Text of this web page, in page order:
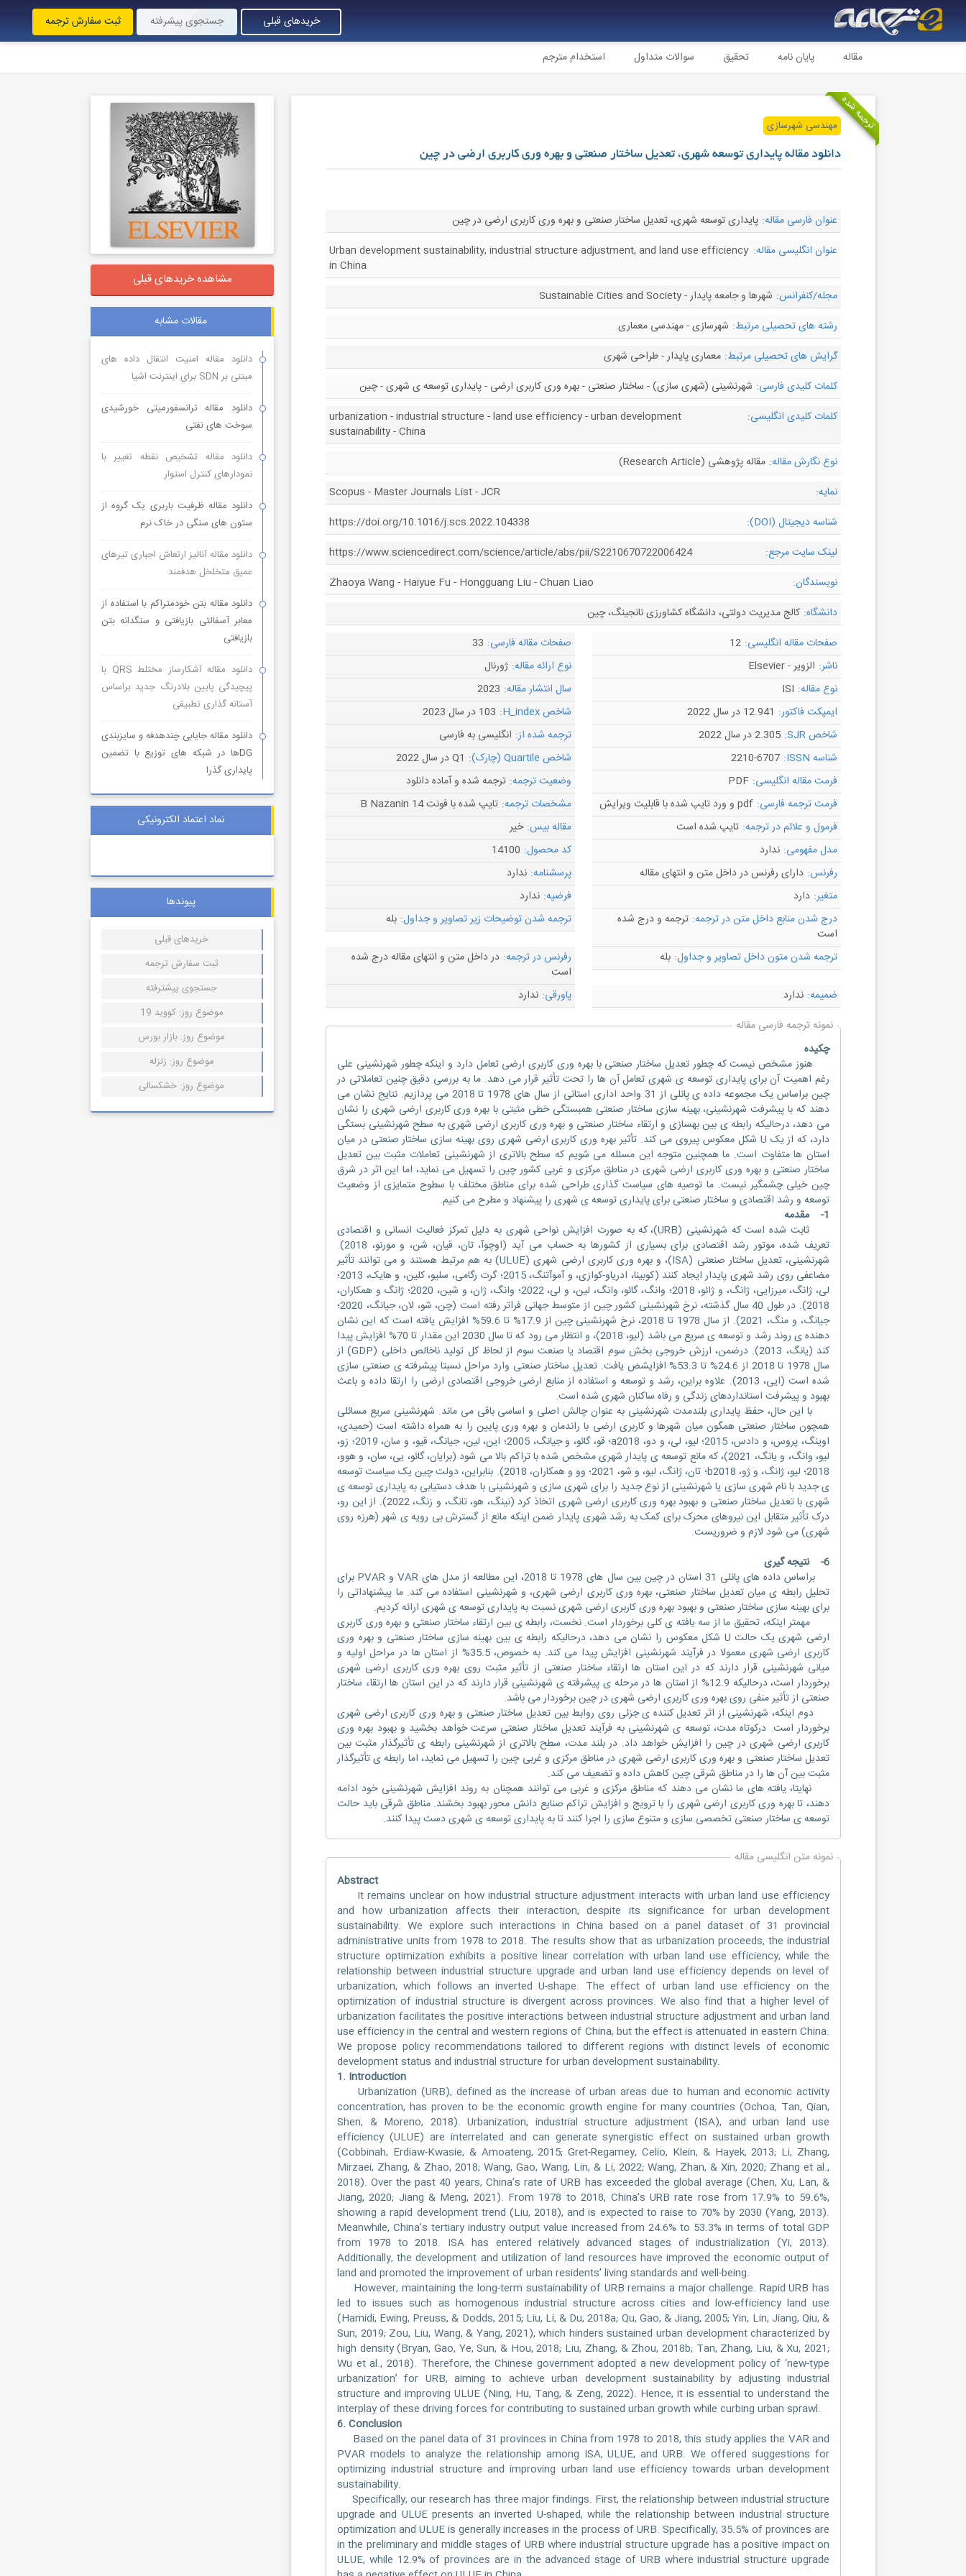
خریدهای قبلی جستجوی پیشرفته ثبت سفارش ترجمه
مقاله پایان نامه تحقیق سوالات متداول استخدام مترجم
ترجمه شدهمهندسی شهرسازی
دانلود مقاله پایداری توسعه شهری، تعدیل ساختار صنعتی و بهره وری کاربری ارضی در چین
عنوان فارسی مقاله: پایداری توسعه شهری، تعدیل ساختار صنعتی و بهره وری کاربری ارضی در چین
عنوان انگلیسی مقاله: Urban development sustainability, industrial structure adjustment, and land use efficiency
in China
مجله/کنفرانس: شهرها و جامعه پایدار - Sustainable Cities and Society
رشته های تحصیلی مرتبط: شهرسازی - مهندسی معماری
گرایش های تحصیلی مرتبط: معماری پایدار - طراحی شهری
کلمات کلیدی فارسی: شهرنشینی (شهری سازی) - ساختار صنعتی - بهره وری کاربری ارضی - پایداری توسعه ی شهری - چین
کلمات کلیدی انگلیسی:
urbanization - industrial structure - land use efficiency - urban development
sustainability - China
نوع نگارش مقاله: مقاله پژوهشی (Research Article)
نمایه:
Scopus - Master Journals List - JCR
شناسه دیجیتال (DOI):
https://doi.org/10.1016/j.scs.2022.104338
لینک سایت مرجع:
https://www.sciencedirect.com/science/article/abs/pii/S2210670722006424
نویسندگان:
Zhaoya Wang - Haiyue Fu - Hongguang Liu - Chuan Liao
دانشگاه: کالج مدیریت دولتی، دانشگاه کشاورزی نانجینگ، چین
صفحات مقاله انگلیسی: 12 صفحات مقاله فارسی: 33
ناشر: الزویر - Elsevier نوع ارائه مقاله: ژورنال
نوع مقاله: ISI سال انتشار مقاله: 2023
ایمپکت فاکتور: 12.941 در سال 2022 شاخص H_index:
103 در سال 2023
شاخص SJR:
2.305 در سال 2022 ترجمه شده از: انگلیسی به فارسی
شناسه ISSN:
2210-6707 شاخص Quartile (چارک):
Q1 در سال 2022
فرمت مقاله انگلیسی: PDF وضعیت ترجمه: ترجمه شده و آماده دانلود
فرمت ترجمه فارسی: pdf و ورد تایپ شده با قابلیت ویرایش مشخصات ترجمه: تایپ شده با فونت B Nazanin 14
فرمول و علائم در ترجمه: تایپ شده است مقاله بیس: خیر
مدل مفهومی: ندارد کد محصول: 14100
رفرنس: دارای رفرنس در داخل متن و انتهای مقاله پرسشنامه: ندارد
متغیر: دارد فرضیه: ندارد
درج شدن منابع داخل متن در ترجمه: ترجمه و درج شده
است
ترجمه شدن توضیحات زیر تصاویر و جداول: بله
ترجمه شدن متون داخل تصاویر و جداول: بله رفرنس در ترجمه: در داخل متن و انتهای مقاله درج شده
است
ضمیمه: ندارد پاورقی: ندارد
نمونه ترجمه فارسی مقاله
چکیده
هنوز مشخص نیست که چطور تعدیل ساختار صنعتی با بهره وری کاربری ارضی تعامل دارد و اینکه چطور شهرنشینی علی
رغم اهمیت آن برای پایداری توسعه ی شهری تعامل آن ها را تحت تأثیر قرار می دهد. ما به بررسی دقیق چنین تعاملاتی در
چین براساس یک مجموعه داده ی پانلی از 31 واحد اداری استانی از سال های 1978 تا 2018 می پردازیم. نتایج نشان می
دهند که با پیشرفت شهرنشینی، بهینه سازی ساختار صنعتی همبستگی خطی مثبتی با بهره وری کاربری ارضی شهری را نشان
می دهد، درحالیکه رابطه ی بین بهسازی و ارتقاء ساختار صنعتی و بهره وری کاربری ارضی شهری به سطح شهرنشینی بستگی
دارد، که از یک U شکل معکوس پیروی می کند. تأثیر بهره وری کاربری ارضی شهری روی بهینه سازی ساختار صنعتی در میان
استان ها متفاوت است. ما همچنین متوجه این مسئله می شویم که سطح بالاتری از شهرنشینی تعاملات مثبت بین تعدیل
ساختار صنعتی و بهره وری کاربری ارضی شهری در مناطق مرکزی و غربی کشور چین را تسهیل می نماید، اما این اثر در شرق
چین خیلی چشمگیر نیست. ما توصیه های سیاست گذاری طراحی شده برای مناطق مختلف با سطوح متمایزی از وضعیت
توسعه و رشد اقتصادی و ساختار صنعتی برای پایداری توسعه ی شهری را پیشنهاد و مطرح می کنیم.
1- مقدمه
ثابت شده است که شهرنشینی (URB)، که به صورت افزایش نواحی شهری به دلیل تمرکز فعالیت انسانی و اقتصادی
تعریف شده، موتور رشد اقتصادی برای بسیاری از کشورها به حساب می آید (اوچوآ، تان، قیان، شن، و مورنو، 2018).
شهرنشینی، تعدیل ساختار صنعتی (ISA)، و بهره وری کاربری ارضی شهری (ULUE) به هم مرتبط هستند و می توانند تأثیر
مضاعفی روی رشد شهری پایدار ایجاد کنند (کوبینا، ادریاو-کوازی، و آموآتنگ، 2015؛ گرت رگامی، سلیو، کلین، و هایک، 2013؛
لی، ژانگ، میرزایی، ژانگ، و ژائو، 2018؛ وانگ، گائو، وانگ، لین، و لی، 2022؛ وانگ، ژان، و شین، 2020؛ ژانگ و همکاران،
2018). در طول 40 سال گذشته، نرخ شهرنشینی کشور چین از متوسط جهانی فراتر رفته است (چن، شو، لان، جیانگ، 2020؛
جیانگ، و منگ، 2021). از سال 1978 تا 2018، نرخ شهرنشینی چین از 17.9% تا 59.6% افزایش یافته است که این نشان
دهنده ی روند رشد و توسعه ی سریع می باشد (لیو، 2018)، و انتظار می رود که تا سال 2030 این مقدار تا 70% افزایش پیدا
کند (یانگ، 2013). درضمن، ارزش خروجی بخش سوم اقتصاد یا صنعت سوم از لحاظ کل تولید ناخالص داخلی (GDP) از
سال 1978 تا 2018 از 24.6% تا 53.3% افزایشض یافت. تعدیل ساختار صنعتی وارد مراحل نسبتا پیشرفته ی صنعتی سازی
شده است (ایی، 2013). علاوه براین، رشد و توسعه و استفاده از منابع ارضی خروجی اقتصادی ارضی را ارتقا داده و باعث
بهبود و پیشرفت استانداردهای زندگی و رفاه ساکنان شهری شده است.
با این حال، حفظ پایداری بلندمدت شهرنشینی به عنوان چالش اصلی و اساسی باقی می ماند. شهرنشینی سریع مسائلی
همچون ساختار صنعتی همگون میان شهرها و کاربری ارضی با راندمان و بهره وری پایین را به همراه داشته است (حمیدی،
اوینگ، پروس، و دادس، 2015؛ لیو، لی، و دو، a2018؛ قو، گائو، و جیانگ، 2005؛ این، لین، جیانگ، قیو، و سان، 2019؛ زو،
لیو، وانگ، و یانگ، 2021)، که مانع توسعه ی پایدار شهری مشخص شده با تراکم بالا می شود (برایان، گائو، یی، سان، و هوو،
2018؛ لیو، ژانگ، و ژو، b2018؛ تان، ژانگ، لیو، و شو، 2021؛ وو و همکاران، 2018). بنابراین، دولت چین یک سیاست توسعه
ی جدید با نام شهری سازی یا شهرنشینی از نوع جدید را برای شهری سازی و شهرنشینی با هدف دستیابی به پایداری توسعه ی
شهری با تعدیل ساختار صنعتی و بهبود بهره وری کاربری ارضی شهری اتخاذ کرد (نینگ، هو، تانگ، و زنگ، 2022). از این رو،
درک تأثیر متقابل این نیروهای محرک برای کمک به رشد شهری پایدار ضمن اینکه مانع از گسترش بی رویه ی شهر (هرزه روی
شهری) می شود لازم و ضروریست.
6- نتیجه گیری
براساس داده های پانلی 31 استان در چین بین سال های 1978 تا 2018، این مطالعه از مدل های VAR و PVAR برای
تحلیل رابطه ی میان تعدیل ساختار صنعتی، بهره وری کاربری ارضی شهری، و شهرنشینی استفاده می کند. ما پیشنهاداتی را
برای بهینه سازی ساختار صنعتی و بهبود بهره وری کاربری ارضی شهری نسبت به پایداری توسعه ی شهری ارائه کردیم.
مهمتر اینکه، تحقیق ما از سه یافته ی کلی برخوردار است. نخست، رابطه ی بین ارتقاء ساختار صنعتی و بهره وری کاربری
ارضی شهری یک حالت U شکل معکوس را نشان می دهد، درحالیکه رابطه ی بین بهینه سازی ساختار صنعتی و بهره وری
کاربری ارضی شهری معمولا در فرآیند شهرنشینی افزایش پیدا می کند. به خصوص، 35.5% از استان ها در مراحل اولیه و
میانی شهرنشینی قرار دارند که در این استان ها ارتقاء ساختار صنعتی از تأثیر مثبت روی بهره وری کاربری ارضی شهری
برخوردار است، درحالیکه 12.9% از استان ها در مرحله ی پیشرفته ی شهرنشینی قرار دارند که در این استان ها ارتقاء ساختار
صنعتی از تأثیر منفی روی بهره وری کاربری ارضی شهری در چین برخوردار می باشد.
دوم اینکه، شهرنشینی از اثر تعدیل کننده ی جزئی روی روابط بین تعدیل ساختار صنعتی و بهره وری کاربری ارضی شهری
برخوردار است. درکوتاه مدت، توسعه ی شهرنشینی به فرآیند تعدیل ساختار صنعتی سرعت خواهد بخشید و بهبود بهره وری
کاربری ارضی شهری در چین را افزایش خواهد داد. در بلند مدت، سطح بالاتری از شهرنشینی رابطه ی تأثیرگذار مثبت بین
تعدیل ساختار صنعتی و بهره وری کاربری ارضی شهری در مناطق مرکزی و غربی چین را تسهیل می نماید، اما رابطه ی تأثیرگذار
مثبت بین آن ها را در مناطق شرقی چین کاهش داده و تضعیف می کند.
نهایتا، یافته های ما نشان می دهند که مناطق مرکزی و غربی می توانند همچنان به روند افزایش شهرنشینی خود ادامه
دهند، تا بهره وری کاربری ارضی شهری را با ترویج و افزایش تراکم صنایع دانش محور بهبود بخشند. مناطق شرقی باید حالت
توسعه ی ساختار صنعتی تخصصی سازی و متنوع سازی را اجرا کنند تا به پایداری توسعه ی شهری دست پیدا کنند.
نمونه متن انگلیسی مقاله
Abstract
It remains unclear on how industrial structure adjustment interacts with urban land use efficiency
and how urbanization affects their interaction, despite its significance for urban development
sustainability. We explore such interactions in China based on a panel dataset of 31 provincial
administrative units from 1978 to 2018. The results show that as urbanization proceeds, the industrial
structure optimization exhibits a positive linear correlation with urban land use efficiency, while the
relationship between industrial structure upgrade and urban land use efficiency depends on level of
urbanization, which follows an inverted U-shape. The effect of urban land use efficiency on the
optimization of industrial structure is divergent across provinces. We also find that a higher level of
urbanization facilitates the positive interactions between industrial structure adjustment and urban land
use efficiency in the central and western regions of China, but the effect is attenuated in eastern China.
We propose policy recommendations tailored to different regions with distinct levels of economic
development status and industrial structure for urban development sustainability.
1. Introduction
Urbanization (URB), defined as the increase of urban areas due to human and economic activity
concentration, has proven to be the economic growth engine for many countries (Ochoa, Tan, Qian,
Shen, & Moreno, 2018). Urbanization, industrial structure adjustment (ISA), and urban land use
efficiency (ULUE) are interrelated and can generate synergistic effect on sustained urban growth
(Cobbinah, Erdiaw-Kwasie, & Amoateng, 2015; Gret-Regamey, Celio, Klein, & Hayek, 2013; Li, Zhang,
Mirzaei, Zhang, & Zhao, 2018; Wang, Gao, Wang, Lin, & Li, 2022; Wang, Zhan, & Xin, 2020; Zhang et al.,
2018). Over the past 40 years, China’s rate of URB has exceeded the global average (Chen, Xu, Lan, &
Jiang, 2020; Jiang & Meng, 2021). From 1978 to 2018, China’s URB rate rose from 17.9% to 59.6%,
showing a rapid development trend (Liu, 2018), and is expected to raise to 70% by 2030 (Yang, 2013).
Meanwhile, China’s tertiary industry output value increased from 24.6% to 53.3% in terms of total GDP
from 1978 to 2018. ISA has entered relatively advanced stages of industrialization (Yi, 2013).
Additionally, the development and utilization of land resources have improved the economic output of
land and promoted the improvement of urban residents’ living standards and well-being.
However, maintaining the long-term sustainability of URB remains a major challenge. Rapid URB has
led to issues such as homogenous industrial structure across cities and low-efficiency land use
(Hamidi, Ewing, Preuss, & Dodds, 2015; Liu, Li, & Du, 2018a; Qu, Gao, & Jiang, 2005; Yin, Lin, Jiang, Qiu, &
Sun, 2019; Zou, Liu, Wang, & Yang, 2021), which hinders sustained urban development characterized by
high density (Bryan, Gao, Ye, Sun, & Hou, 2018; Liu, Zhang, & Zhou, 2018b; Tan, Zhang, Liu, & Xu, 2021;
Wu et al., 2018). Therefore, the Chinese government adopted a new development policy of ‘new-type
urbanization’ for URB, aiming to achieve urban development sustainability by adjusting industrial
structure and improving ULUE (Ning, Hu, Tang, & Zeng, 2022). Hence, it is essential to understand the
interplay of these driving forces for contributing to sustained urban growth while curbing urban sprawl.
6. Conclusion
Based on the panel data of 31 provinces in China from 1978 to 2018, this study applies the VAR and
PVAR models to analyze the relationship among ISA, ULUE, and URB. We offered suggestions for
optimizing industrial structure and improving urban land use efficiency towards urban development
sustainability.
Specifically, our research has three major findings. First, the relationship between industrial structure
upgrade and ULUE presents an inverted U-shaped, while the relationship between industrial structure
optimization and ULUE is generally increases in the process of URB. Specifically, 35.5% of provinces are
in the preliminary and middle stages of URB where industrial structure upgrade has a positive impact on
ULUE, while 12.9% of provinces are in the advanced stage of URB where industrial structure upgrade
مشاهده خریدهای قبلی
مقالات مشابه
دانلود مقاله امنیت انتقال داده های
مبتنی بر SDN برای اینترنت اشیا
دانلود مقاله ترانسفورمیتی خورشیدی
سوخت های نفتی
دانلود مقاله تشخیص نقطه تغییر با
نمودارهای کنترل استوار
دانلود مقاله ظرفیت باربری یک گروه از
ستون های سنگی در خاک نرم
دانلود مقاله آنالیز ارتعاش اجباری تیرهای
عمیق متخلخل هدفمند
دانلود مقاله بتن خودمتراکم با استفاده از
معابر آسفالتی بازیافتی و سنگدانه بتن
بازیافتی
دانلود مقاله آشکارساز مختلط QRS با
پیچیدگی پایین بلادرنگ جدید براساس
آستانه گذاری تطبیقی
دانلود مقاله جایابی چندهدفه و سایزبندی
DGها در شبکه های توزیع با تضمین
پایداری گذرا
نماد اعتماد الکترونیکی
پیوندها
خریدهای قبلی
ثبت سفارش ترجمه
جستجوی پیشترفته
موضوع روز: کووید 19
موضوع روز: بازار بورس
موضوع روز: زلزله
موضوع روز: خشکسالی